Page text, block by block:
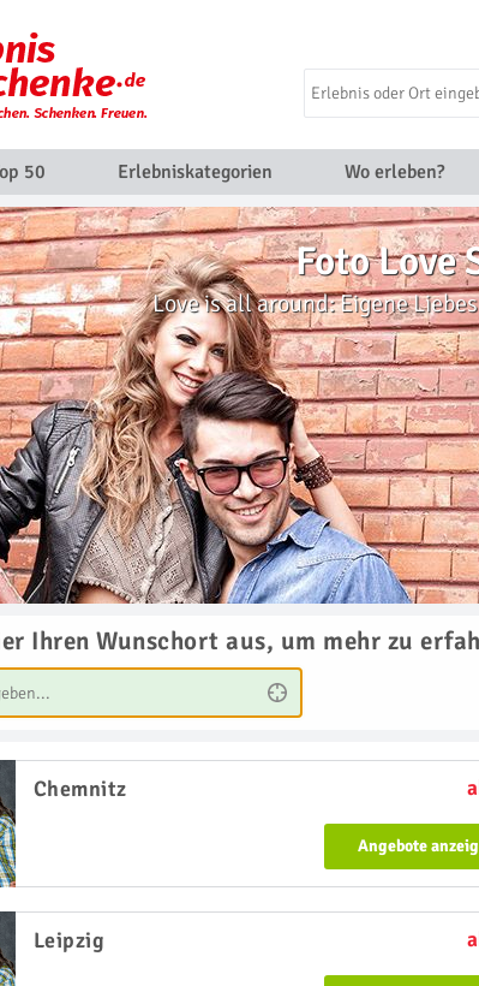
50 Erlebniskategorien Wo erleben?
Foto Love
Love is all around: Eigene
Ihren Wunschort aus, um mehr zu
Chemnitz
Angebote
Leipzig